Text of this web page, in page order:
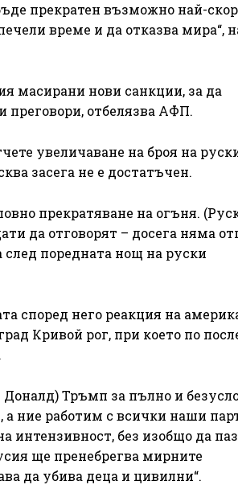
прекратен възможно най-
време и да отказва мира“,
масирани нови санкции, за да
преговори, отбелязва АФП.
увеличаване на броя на
засега не е достатъчен.
прекратяване на огъня.
да отговорят – досега няма
поредната нощ на руски
според него реакция на
Кривой рог, при което по
Тръмп за пълно и
а ние работим с всички наши
интензивност, без изобщо да
ще пренебрегва мирните
да убива деца и цивилни“.